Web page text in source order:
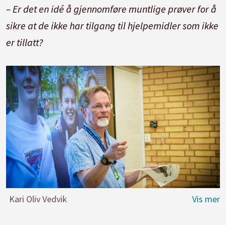
– Er det en idé å gjennomføre muntlige prøver for å
sikre at de ikke har tilgang til hjelpemidler som ikke
er tillatt?
Kari Oliv Vedvik